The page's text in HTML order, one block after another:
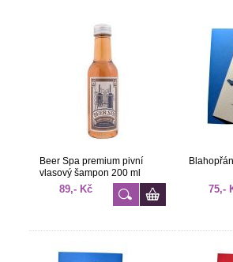
Beer Spa premium pivní
vlasový šampon 200 ml
89,- Kč 75,-